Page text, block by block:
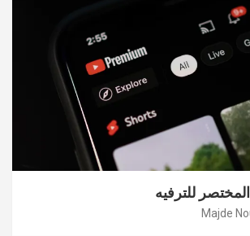
للترفيه
Majde